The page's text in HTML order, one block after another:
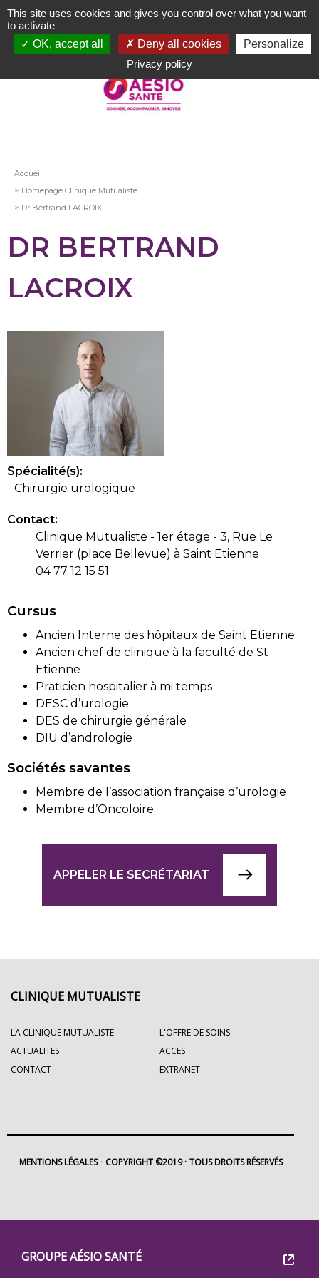
Aller
au
contenu
Fil
d'Ariane
Accueil
Homepage Clinique Mutualiste
Dr Bertrand LACROIX
DR BERTRAND
LACROIX
Spécialité(s):
Chirurgie urologique
Contact:
Clinique Mutualiste - 1er étage - 3, Rue Le
Verrier (place Bellevue) à Saint Etienne
04 77 12 15 51
Cursus
Ancien Interne des hôpitaux de Saint Etienne
Ancien chef de clinique à la faculté de St
Etienne
Praticien hospitalier à mi temps
DESC d’urologie
DES de chirurgie générale
DIU d’andrologie
Sociétés savantes
Membre de l’association française d’urologie
Membre d’Oncoloire
APPELER LE SECRÉTARIAT
Groupe
GROUPE AÉSIO SANTÉ
CLINIQUE MUTUALISTE
LA CLINIQUE MUTUALISTE
L'OFFRE DE SOINS
ACTUALITÉS
ACCÈS
CONTACT
EXTRANET
MENTIONS LÉGALES COPYRIGHT ©2019 TOUS DROITS RÉSERVÉS
This site uses cookies and gives you control over what you want
to activate
OK, accept all
Deny all cookies
Personalize
Privacy policy